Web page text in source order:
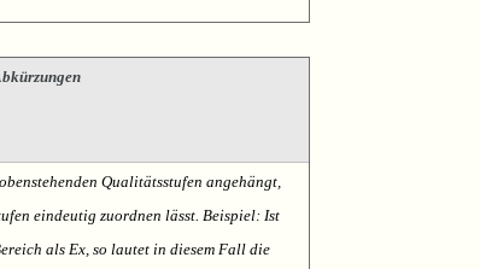
Qualitätsstufen angehängt,
eindeutig zuordnen lässt. Beispiel: Ist
als Ex, so lautet in diesem Fall die